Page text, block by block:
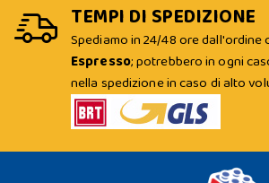
TEMPI DI SPEDIZIONE
Spediamo in 24/48 ore dall'ordine
Espresso; potrebbero in ogni
nella spedizione in caso di alto